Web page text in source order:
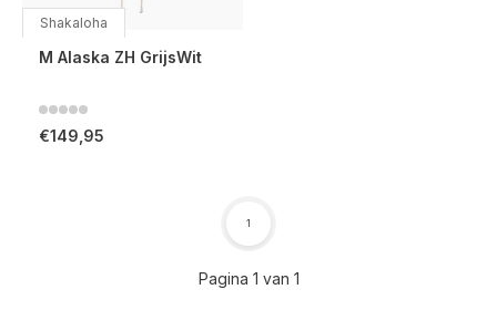
Shakaloha
M Alaska ZH GrijsWit
€149,95
Pagina 1 van 1
1